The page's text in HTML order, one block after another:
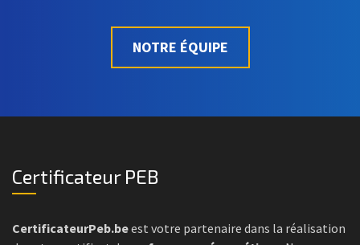
NOTRE ÉQUIPE
Certificateur PEB
CertificateurPeb.beest votre partenaire dans la réalisation